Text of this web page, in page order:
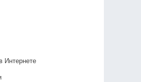
Интернете